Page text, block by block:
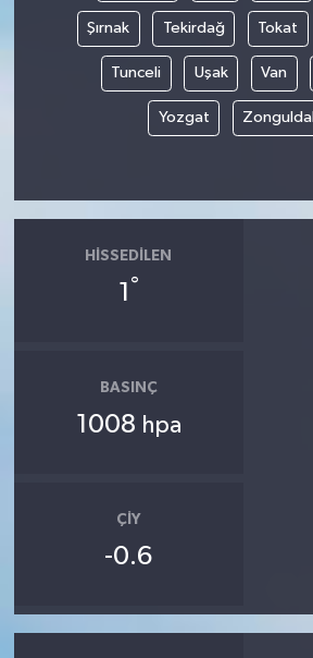
Şırnak Tekirdağ Tokat
Tunceli Uşak Van
Yozgat
HISSEDILEN
1 °
BASINÇ
1008 hpa
ÇIY
-0.6